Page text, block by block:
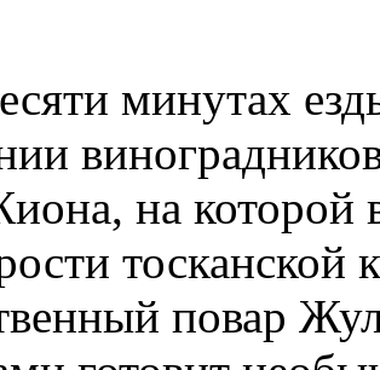
минутах
на которой
тосканской
повар